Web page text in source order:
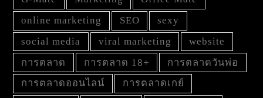
online marketing
SEO
sexy
social media
viral marketing
website
การตลาด
การตลาด 18+
การตลาดวันพ่อ
การตลาดออนไลน์
การตลาดเกย์